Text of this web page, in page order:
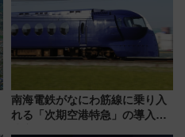
南海電鉄がなにわ筋線に乗り入
れる「次期空港特急」の導入を